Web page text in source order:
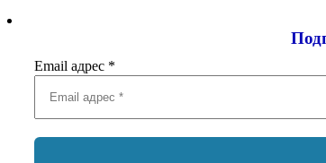
Email адрес *